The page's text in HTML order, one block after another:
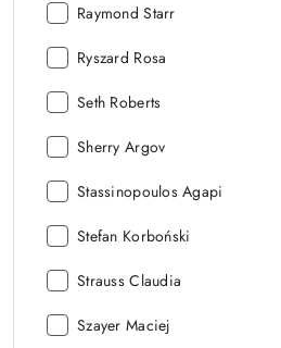
Autor:
Raymond Starr
Autor:
Ryszard Rosa
Autor:
Seth Roberts
Autor:
Sherry Argov
Autor:
Stassinopoulos Agapi
Autor:
Stefan Korboński
Autor:
Strauss Claudia
Autor:
Szayer Maciej